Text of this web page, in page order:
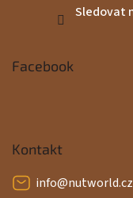
Sledovat
Facebook
Kontakt
info@nutworld.cz